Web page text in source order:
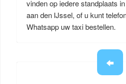
vinden op iedere standplaats
aan den IJssel, of u kunt
Whatsapp uw taxi bestellen.